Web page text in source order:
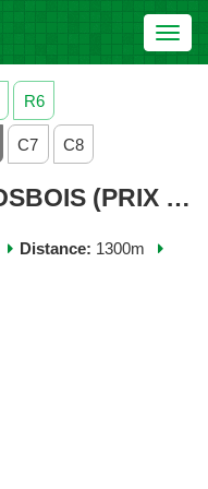
R6
C7 C8
R3C6 - PRIX ADM GROSBOIS (PRIX DE L'AVENIR) - JEUDI 04 JUIN 2026
Distance: 1300m